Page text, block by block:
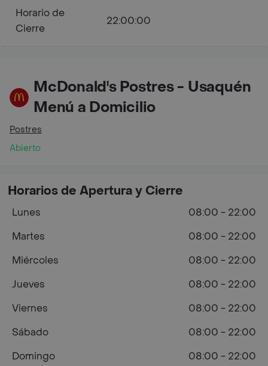
Horario de
Cierre
22:00:00
McDonald's Postres - Usaquén
Menú a Domicilio
Postres
Abierto
Horarios de Apertura y Cierre
Lunes
08:00 - 22:00
Martes
08:00 - 22:00
Miércoles
08:00 - 22:00
Jueves
08:00 - 22:00
Viernes
08:00 - 22:00
Sábado
08:00 - 22:00
Domingo
08:00 - 22:00